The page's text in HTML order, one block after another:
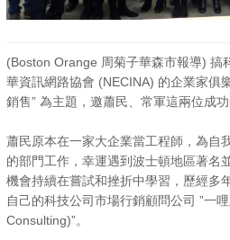
(Boston Orange 周菊子華森市報導) 搞
華資訊網路協會 (NECINA) 的企業家俱
銷售” 為主題，邀蕭民、常軍這兩位成功
蕭民原本在一家大企業當工程師，為自
的部門工作，幸運遇到波士頓地區著名
機會持續在嘗試和挫折中學習，歷經多
自己的科技公司市場行銷顧問公司 ”一
Consulting)”。